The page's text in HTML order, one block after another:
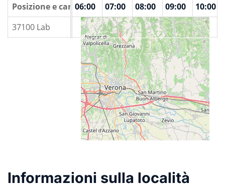
Posizione e camere
04:00 05:00 06:00 07:00 08:00 09:00
10:00
37100 Lab
Informazioni sulla località